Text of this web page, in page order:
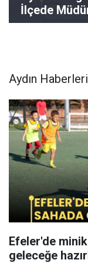
İlçede
Aydın Haberleri
Efeler'de
geleceğe